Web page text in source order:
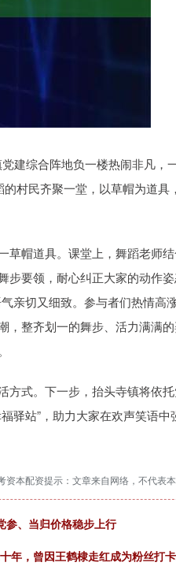
建综合阵地负一楼热闹非凡，
村民齐聚一堂，以草帽为道具
草帽道具。课堂上，舞蹈老师
步要领，耐心纠正大家的动作姿
亲切又细致。参与者们热情高
，整齐划一的舞步、活力满满
方式。下一步，抬头寺镇将依
驿站”，助力大家在欢声笑语中
资本配资提示：文章来自网络，不代表本
参、当归价格稳步上行
年，曾因王鹤棣走红成为粉丝打